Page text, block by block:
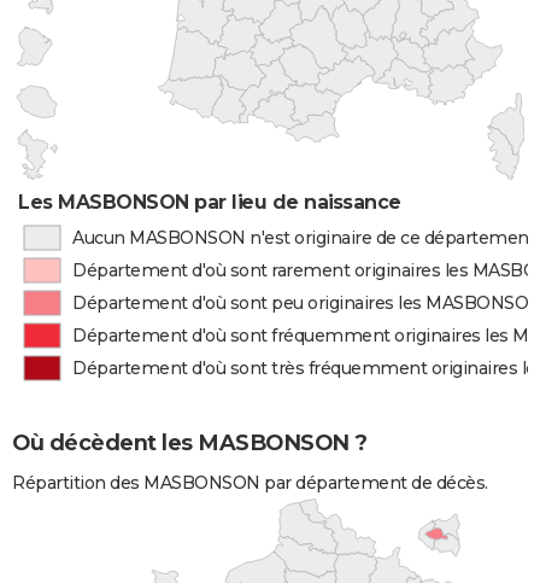
Les MASBONSON par lieu de naissance
Aucun MASBONSON n'est originaire de ce département
Département d'où sont rarement originaires les
Département d'où sont peu originaires les
Département d'où sont fréquemment originaires les
Département d'où sont très fréquemment originaires
Où décèdent les MASBONSON ?
Répartition des MASBONSON par département de décès.